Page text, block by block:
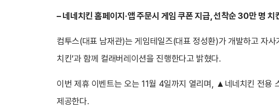
–네네치킨 홈페이지·앱 주문시 게임 쿠폰 지급, 선착순 30만 명 치
컴투스(대표 남재관)는 게임테일즈(대표 정성환)가 개발하고 자
치킨’과 함께 컬래버레이션을 진행한다고 밝혔다.
이번 제휴 이벤트는 오는 11월 4일까지 열리며, ▲네네치킨 전
제공한다.